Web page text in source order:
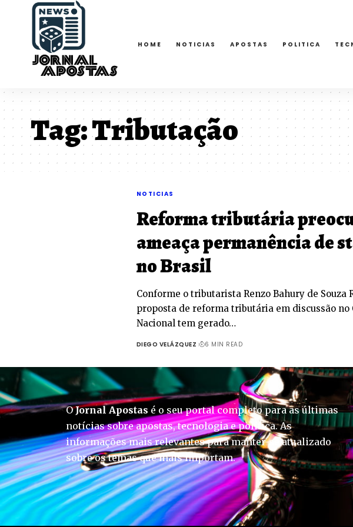
HOME NOTICIAS APOSTAS POLITICA
Tag:Tributação
NOTICIAS
Reforma tributária
ameaça permanência de
no Brasil
Conforme o tributarista Renzo Bahury de Souza
proposta de reforma tributária em discussão no
Nacional tem gerado…
DIEGO VELÁZQUEZ 6 MIN READ
OJornal Apostas é o seu portal completo para as últimas
notícias sobre apostas, tecnologia e política. As
informações mais relevantes para manter-se atualizado
sobre os temas que mais importam.